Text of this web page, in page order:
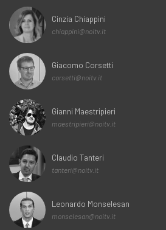
Cinzia Chiappini
chiappini@noitv.it
Giacomo Corsetti
corsetti@noitv.it
Gianni Maestripieri
maestripieri@noitv.it
Claudio Tanteri
tanteri@noitv.it
Leonardo Monselesan
monselesan@noitv.it